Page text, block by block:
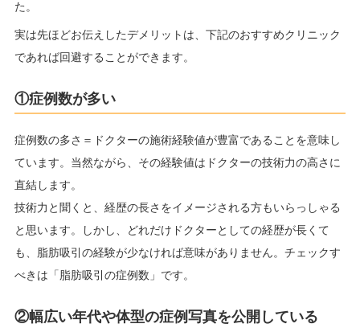
た。
実は先ほどお伝えしたデメリットは、下記のおすすめクリニック
であれば回避することができます。
①症例数が多い
症例数の多さ＝ドクターの施術経験値が豊富であることを意味し
ています。当然ながら、その経験値はドクターの技術力の高さに
直結します。
技術力と聞くと、経歴の長さをイメージされる方もいらっしゃる
と思います。しかし、どれだけドクターとしての経歴が長くて
も、脂肪吸引の経験が少なければ意味がありません。チェックす
べきは「脂肪吸引の症例数」です。
②幅広い年代や体型の症例写真を公開している